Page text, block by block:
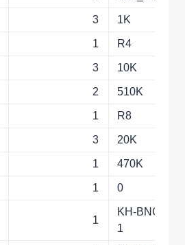
3 1K
1 R4
3 10K
2 510K
1 R8
3 20K
1 470K
1 0
1
KH-BNC75-
1